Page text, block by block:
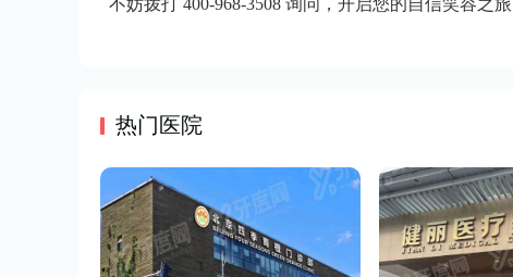
不妨拨打 400-968-3508 询问，开启您的自信笑容之旅
热门医院